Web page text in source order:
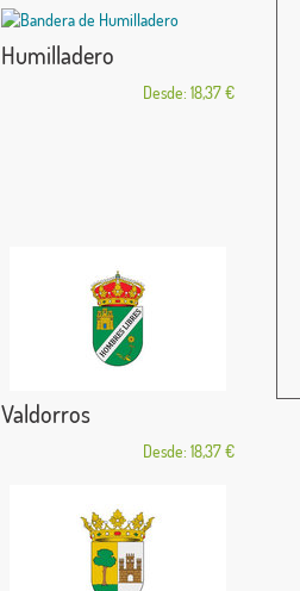
Humilladero
Desde: 18,37 €
Valdorros
Desde: 18,37 €